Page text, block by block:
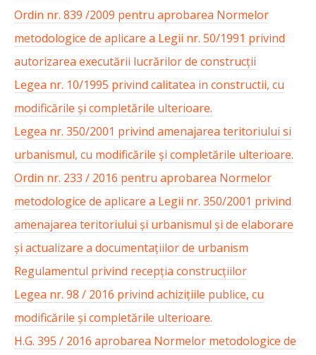
Ordin nr. 839 /2009 pentru aprobarea Normelor
metodologice de aplicare a Legii nr. 50/1991 privind
autorizarea executării lucrărilor de construcții
Legea nr. 10/1995 privind calitatea in constructii, cu
modificările și completările ulterioare.
Legea nr. 350/2001 privind amenajarea teritoriului si
urbanismul, cu modificările și completările ulterioare.
Ordin nr. 233 / 2016 pentru aprobarea Normelor
metodologice de aplicare a Legii nr. 350/2001 privind
amenajarea teritoriului și urbanismul și de elaborare
și actualizare a documentațiilor de urbanism
Regulamentul privind recepția construcțiilor
Legea nr. 98 / 2016 privind achizițiile publice, cu
modificările și completările ulterioare.
H.G. 395 / 2016 aprobarea Normelor metodologice de